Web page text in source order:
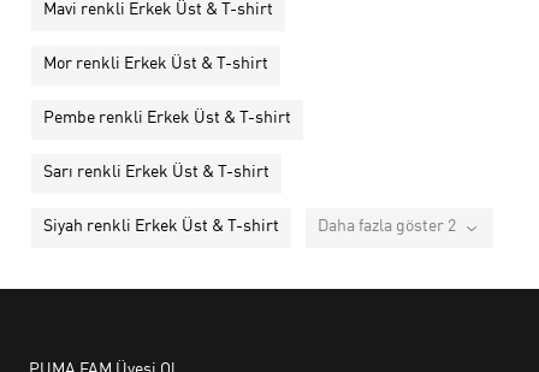
Mavi renkli Erkek Üst & T-shirt
Mor renkli Erkek Üst & T-shirt
Pembe renkli Erkek Üst & T-shirt
Sarı renkli Erkek Üst & T-shirt
Siyah renkli Erkek Üst & T-shirt Daha fazla göster 2